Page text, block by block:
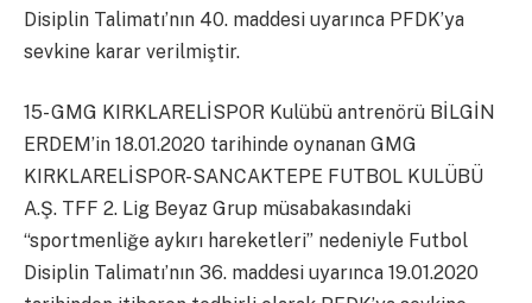
Disiplin Talimatı’nın 40. maddesi uyarınca PFDK’ya
sevkine karar verilmiştir.
15- GMG KIRKLARELİSPOR Kulübü antrenörü BİLGİN
ERDEM’in 18.01.2020 tarihinde oynanan GMG
KIRKLARELİSPOR-SANCAKTEPE FUTBOL KULÜBÜ
A.Ş. TFF 2. Lig Beyaz Grup müsabakasındaki
“sportmenliğe aykırı hareketleri” nedeniyle Futbol
Disiplin Talimatı’nın 36. maddesi uyarınca 19.01.2020